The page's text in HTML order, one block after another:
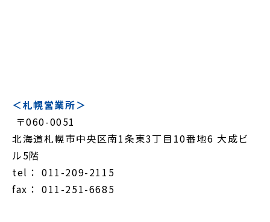
＜札幌営業所＞
〒060-0051
北海道札幌市中央区南1条東3丁目10番地6 大成ビ
ル5階
tel： 011-209-2115
fax： 011-251-6685